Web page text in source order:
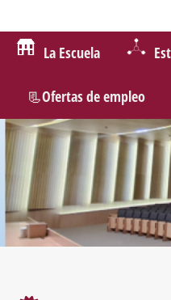
La Escuela
📃Ofertas de empleo